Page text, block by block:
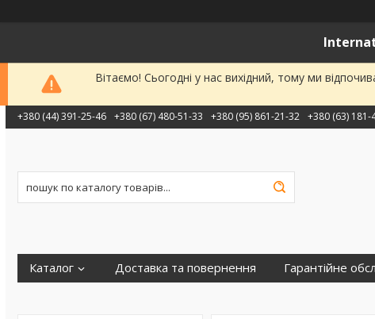
Вітаємо! Сьогодні у нас вихідний, тому ми
+380 (44) 391-25-46 +380 (67) 480-51-33 +380 (95) 861-21-32 +380 (63) 181-
Каталог Доставка та повернення Гарантійне